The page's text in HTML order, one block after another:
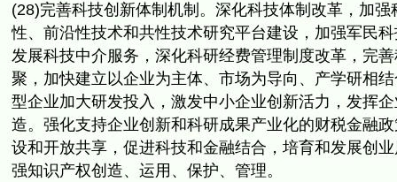
(28)完善科技创新体制机制。深化科技体制改革， 加强
性、前沿性技术和共性技术研究平台建设， 加强军民
发展科技中介服务，深化科研经费管理制度改革， 完
聚， 加快建立以企业为主体、市场为导向、 产学研相
型企业加大研发投入，激发中小企业创新活力， 发挥
造。 强化支持企业创新和科研成果产业化的财税金融
设和开放共享，促进科技和金融结合， 培育和发展创
强知识产权创造、运用、保护、管理。